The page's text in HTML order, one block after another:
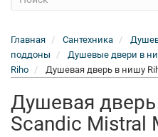
Главная Сантехника
поддоны
Душевые двери в
Riho
Душевая дверь в нишу
Душевая
Scandic Mistral